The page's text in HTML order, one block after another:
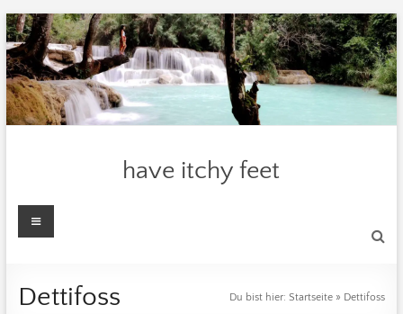
Zum
Inhalt
springen
have itchy feet
Menü
Dettifoss Du bist hier:Startseite » Dettifoss